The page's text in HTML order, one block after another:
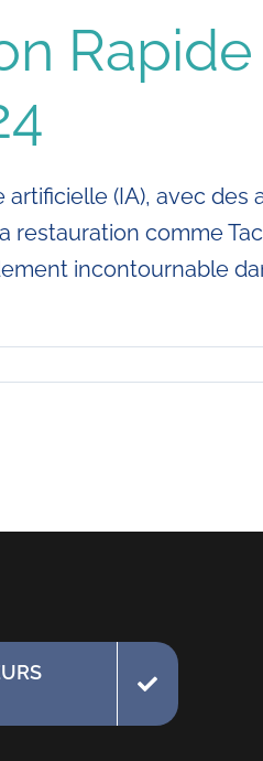
(IA), avec des
comme
incontournable